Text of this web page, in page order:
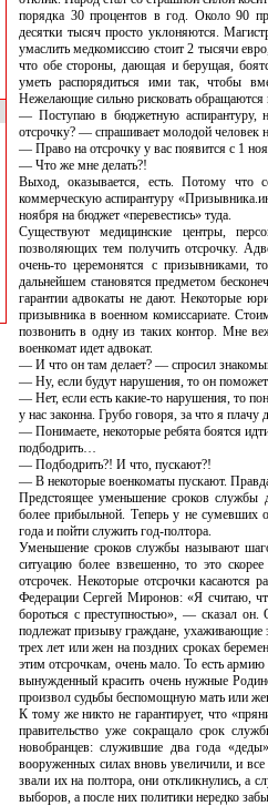
порядка 30 процентов в год. Около 90
десятки тысяч просто уклоняются.
умаслить медкомиссию стоит 2 тысячи
что обе стороны, дающая и берущая,
уметь распорядиться ими так, чтобы
Нежелающие сильно рисковать
— Поступаю в бюджетную аспирантуру,
отсрочку? — спрашивает молодой человек
— Право на отсрочку у вас появится с 1
— Что же мне делать?!
Выход, оказывается, есть. Потому что
коммерческую аспирантуру
ноября на бюджет «перевестись» туда.
Существуют медицинские центры,
позволяющих тем получить отсрочку.
очень-то церемонятся с призывниками,
дальнейшем становятся предметом
гарантии адвокаты не дают. Некоторые
призывника в военном комиссариате.
позвонить в одну из таких контор. Мне
военкомат идет адвокат.
— И что он там делает? — спросил
— Ну, если будут нарушения, то он
— Нет, если есть какие-то нарушения, то
у нас законна. Грубо говоря, за что я плачу
— Понимаете, некоторые ребята боятся
подбодрить…
— Подбодрить?! И что, пускают?!
— В некоторые военкоматы пускают.
Предстоящее уменьшение сроков службы
более прибыльной. Теперь у не сумевших
года и пойти служить год-полтора.
Уменьшение сроков службы называют
ситуацию более взвешенно, то это
отсрочек. Некоторые отсрочки касаются
Федерации Сергей Миронов: «Я считаю,
бороться с преступностью», — сказал он.
подлежат призыву граждане, ухаживающие
трех лет или жен на поздних сроках
этим отсрочкам, очень мало. То есть армию
вынужденный красить очень нужные
произвол судьбы беспомощную мать или
К тому же никто не гарантирует, что
правительство уже сокращало срок
новобранцев: служившие два года
вооруженных силах вновь увеличили, и
звали их на полтора, они откликнулись, а
выборов, а после них политики нередко